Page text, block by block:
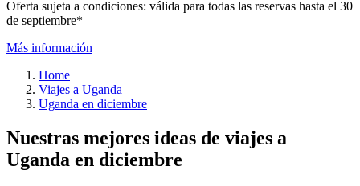
Oferta sujeta a condiciones: válida para todas las reservas hasta el 30
de septiembre*
Más información
Home
Viajes a Uganda
Uganda en diciembre
Nuestras mejores ideas de viajes a
Uganda en diciembre